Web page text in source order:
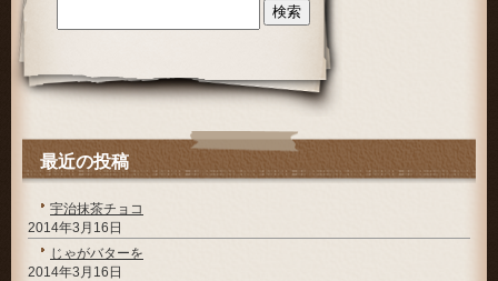
最近の投稿
宇治抹茶チョコ
2014年3月16日
じゃがバターを
2014年3月16日